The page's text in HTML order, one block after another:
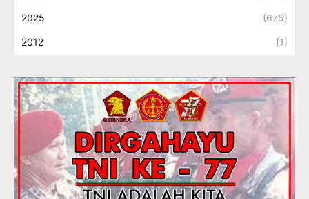
2025 (675)
2012 (1)